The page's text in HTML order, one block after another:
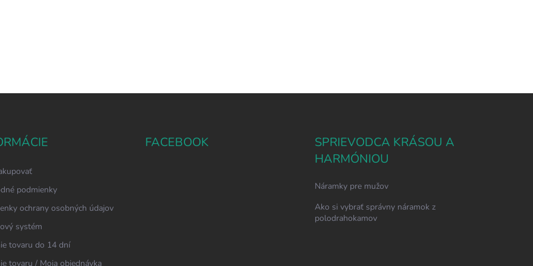
podmienky
ochrany osobných údajov
systém
tovaru do 14 dní
tovaru / Moja objednávka
FACEBOOK
SPRIEVODCA KRÁSOU A
HARMÓNIOU
Náramky pre mužov
Ako si vybrať správny náramok z
polodrahokamov